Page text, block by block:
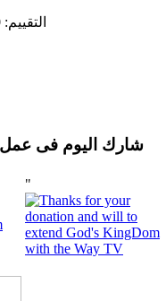
التقييم:
شارك اليوم فى عمل
"